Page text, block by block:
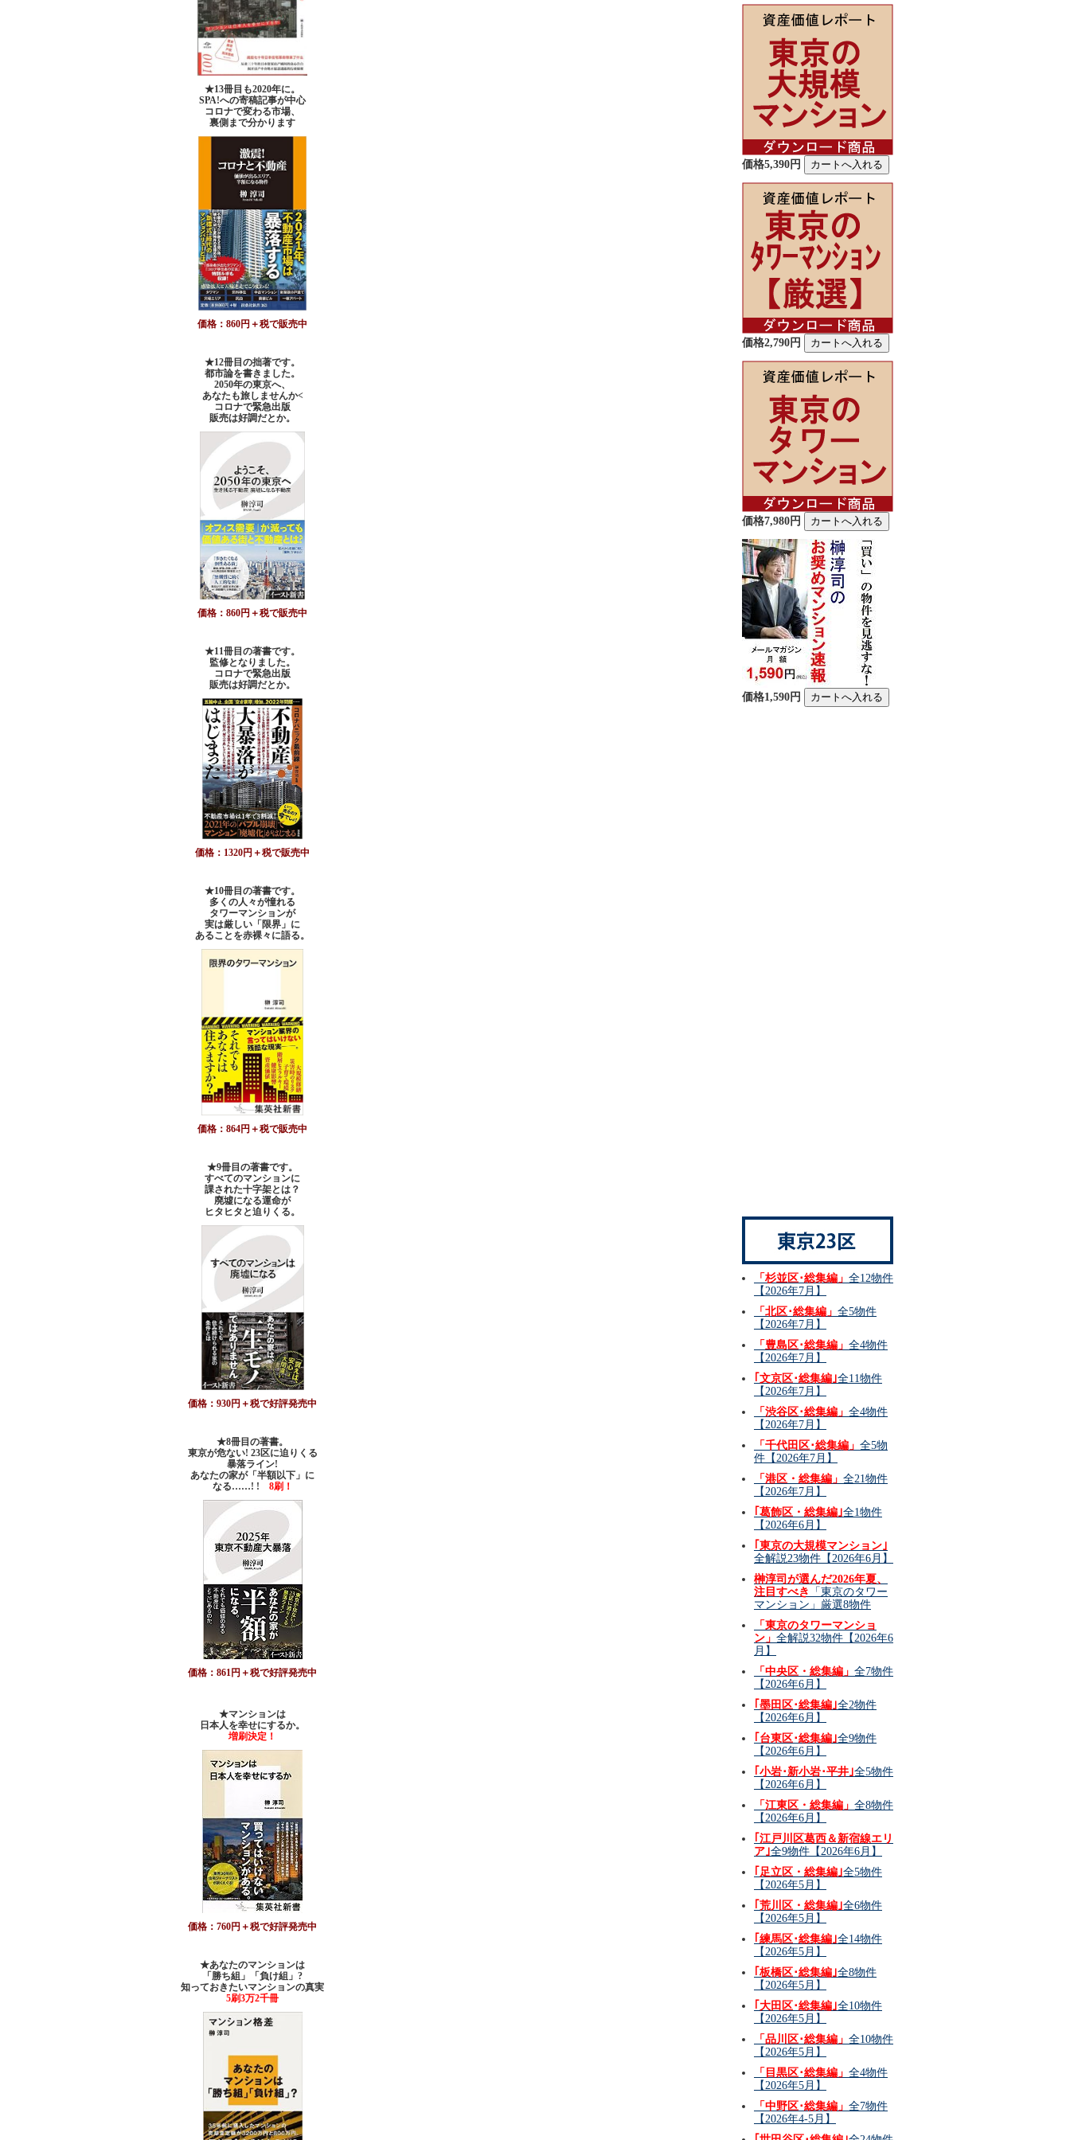
★13冊目も2020年に。
SPA!への寄稿記事が中心
コロナで変わる市場、
裏側まで分かります
価格：860円＋税で販売中
★12冊目の拙著です。
都市論を書きました。
2050年の東京へ、
あなたも旅しませんか<
コロナで緊急出版
販売は好調だとか。
価格：860円＋税で販売中
★11冊目の著書です。
監修となりました。
コロナで緊急出版
販売は好調だとか。
価格：1320円＋税で販売中
★10冊目の著書です。
多くの人々が憧れる
タワーマンションが
実は厳しい「限界」に
あることを赤裸々に語る。
価格：864円＋税で販売中
★9冊目の著書です。
すべてのマンションに
課された十字架とは？
廃墟になる運命が
ヒタヒタと迫りくる。
価格：930円＋税で好評発売中
★8冊目の著書。
東京が危ない! 23区に迫りくる
暴落ライン!
あなたの家が「半額以下」に
なる……! ! 8刷！
価格：861円＋税で好評発売中
★マンションは
日本人を幸せにするか。
増刷決定！
価格：760円＋税で好評発売中
★あなたのマンションは
「勝ち組」「負け組」?
知っておきたいマンションの真実
5刷3万2千冊
価格5,390円
価格2,790円
価格7,980円
価格1,590円
「杉並区･総集編」 全12物件
【2026年7月】
「北区･総集編」 全5物件
【2026年7月】
「豊島区･総集編」 全4物件
【2026年7月】
｢文京区･総集編｣全11物件
【2026年7月】
「渋谷区･総集編」 全4物件
【2026年7月】
「千代田区･総集編」 全5物
件【2026年7月】
「港区・総集編」 全21物件
【2026年7月】
｢葛飾区・総集編｣全1物件
【2026年6月】
｢東京の大規模マンション｣
全解説23物件【2026年6月】
榊淳司が選んだ2026年夏、
注目すべき
「東京のタワー
マンション」厳選8物件
「東京のタワーマンショ
ン」 全解説32物件【2026年6
月】
「中央区・総集編」 全7物件
【2026年6月】
｢墨田区･総集編｣全2物件
【2026年6月】
｢台東区･総集編｣全9物件
【2026年6月】
｢小岩･新小岩･平井｣全5物件
【2026年6月】
「江東区・総集編」 全8物件
【2026年6月】
｢江戸川区葛西＆新宿線エリ
ア｣全9物件【2026年6月】
｢足立区・総集編｣全5物件
【2026年5月】
｢荒川区・総集編｣全6物件
【2026年5月】
｢練馬区･総集編｣全14物件
【2026年5月】
｢板橋区･総集編｣全8物件
【2026年5月】
｢大田区･総集編｣全10物件
【2026年5月】
「品川区･総集編」 全10物件
【2026年5月】
「目黒区･総集編」 全4物件
【2026年5月】
「中野区･総集編」 全7物件
【2026年4-5月】